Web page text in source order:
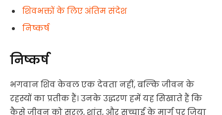
शिवभक्तों के लिए अंतिम संदेश
निष्कर्ष
निष्कर्ष
भगवान शिव केवल एक देवता नहीं, बल्कि जीवन के
रहस्यों का प्रतीक हैं। उनके उद्धरण हमें यह सिखाते हैं कि
कैसे जीवन को सरल, शांत, और सच्चाई के मार्ग पर जिया